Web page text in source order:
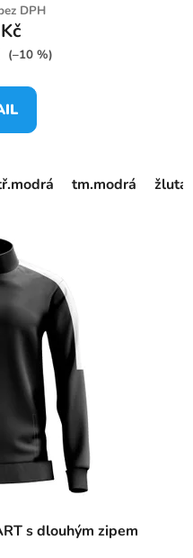
DPH
(–10 %)
tm.modrá žlutá
s dlouhým zipem